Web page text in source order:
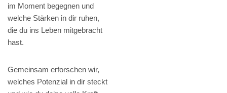
im Moment begegnen und
welche Stärken in dir ruhen,
die du ins Leben mitgebracht
hast.
Gemeinsam erforschen wir,
welches Potenzial in dir steckt